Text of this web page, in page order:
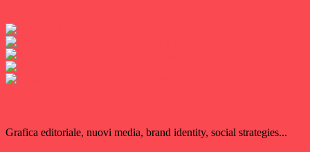
Grafica editoriale, nuovi media, brand identity, social strategies...